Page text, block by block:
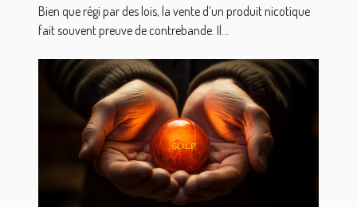
Bien que régi par des lois, la vente d’un produit nicotique
fait souvent preuve de contrebande. Il...